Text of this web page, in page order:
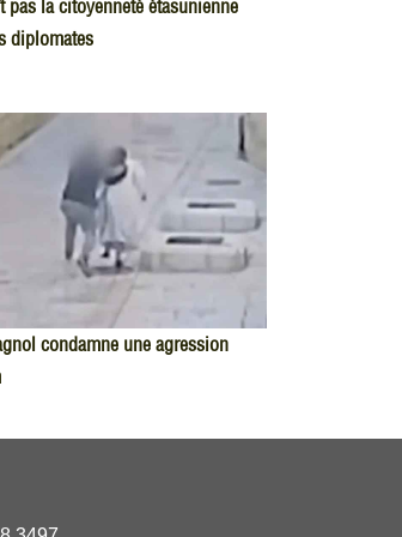
pas la citoyenneté étasunienne
diplomates
condamne une agression